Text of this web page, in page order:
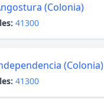
(Colonia)
41300
(Colonia)
41300